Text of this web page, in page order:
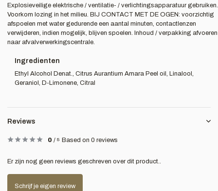
Explosieveilige elektrische / ventilatie- / verlichtingsapparatuur gebruiken.
Voorkom lozing in het milieu. BIJ CONTACT MET DE OGEN: voorzichtig
afspoelen met water gedurende een aantal minuten, contactlenzen
verwijderen, indien mogelijk, blijven spoelen. Inhoud / verpakking afvoeren
naar afvalverwerkingscentrale.
Ingredienten
Ethyl Alcohol Denat., Citrus Aurantium Amara Peel oil, Linalool,
Geraniol, D-Limonene, Citral
Reviews
0 / 5 Based on 0 reviews
Er zijn nog geen reviews geschreven over dit product..
Schrijf je eigen review